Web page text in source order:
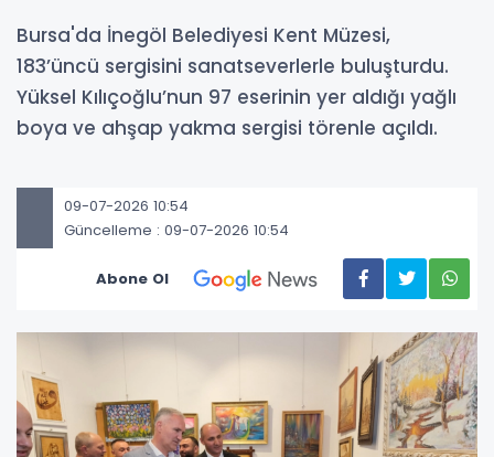
Bursa'da İnegöl Belediyesi Kent Müzesi,
183’üncü sergisini sanatseverlerle buluşturdu.
Yüksel Kılıçoğlu’nun 97 eserinin yer aldığı yağlı
boya ve ahşap yakma sergisi törenle açıldı.
09-07-2026 10:54
Güncelleme : 09-07-2026 10:54
Abone Ol